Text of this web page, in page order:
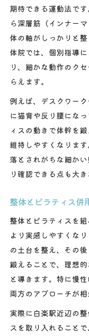
期待できる運動法で
ら深層筋（インナー
体の軸がしっかりと
体院では、個別指導
り、細かな動作のク
らえます。
例えば、デスクワー
に猫背や反り腰にな
ィスの動きで体幹を
維持しやすくなりま
落とされがちな細か
り確認できる点も大き
整体とピラティス併
整体とピラティスを
より実感しやすくな
の土台を整え、その
鍛えることで、理想
と導きます。特に慢
両方のアプローチが相
実際に白楽駅近辺の
スを取り入れること